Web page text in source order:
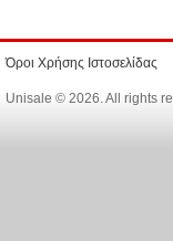
Όροι Χρήσης Ιστοσελίδας
Unisale © 2026. All rights